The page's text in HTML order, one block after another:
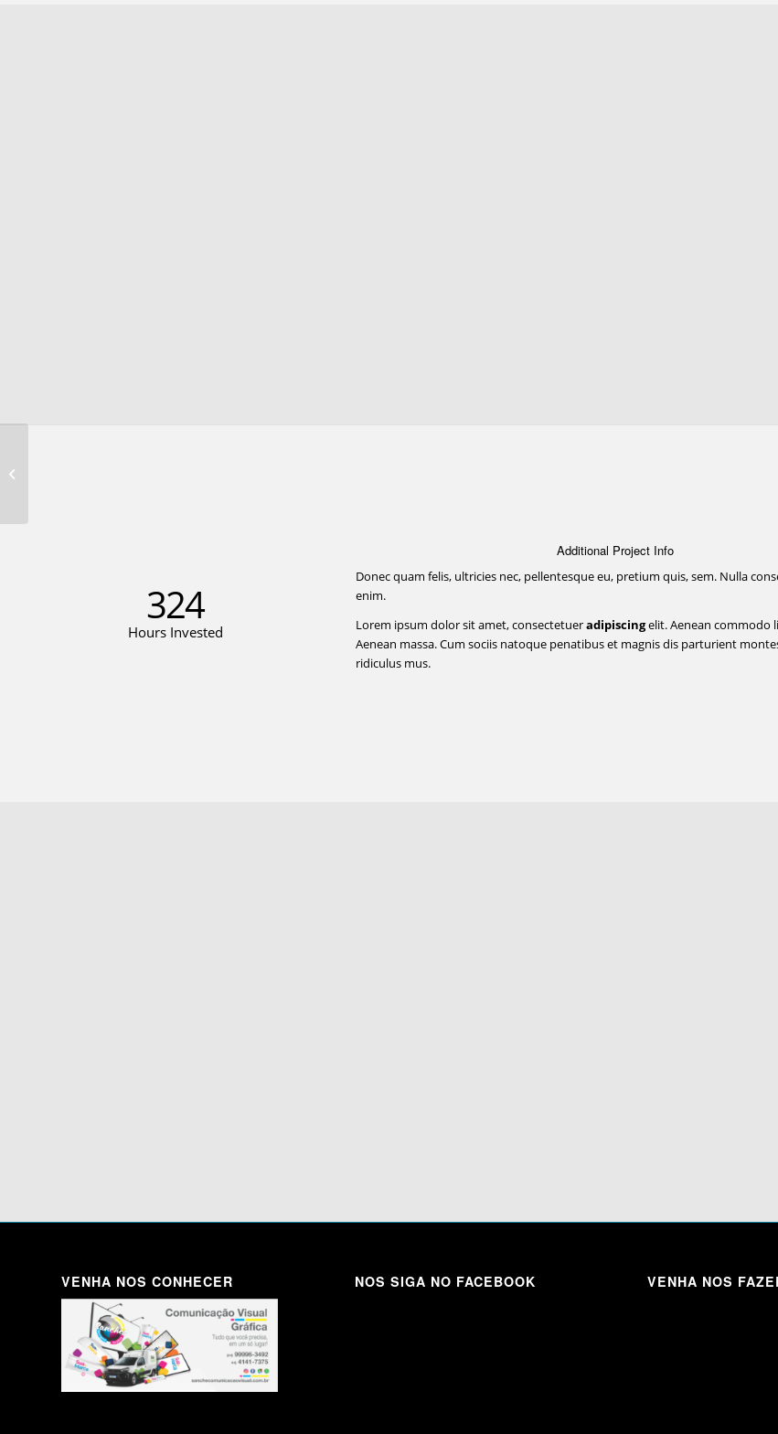
324
Hours Invested
Additional Project Info
Donec quam felis, ultricies nec, pellentesque eu, pretium quis, sem. Nulla
enim.
Lorem ipsum dolor sit amet, consectetueradipiscingelit. Aenean commodo
Aenean massa. Cum sociis natoque penatibus et magnis dis parturient
ridiculus mus.
VENHA NOS CONHECER NOS SIGA NO FACEBOOK VENHA NOS